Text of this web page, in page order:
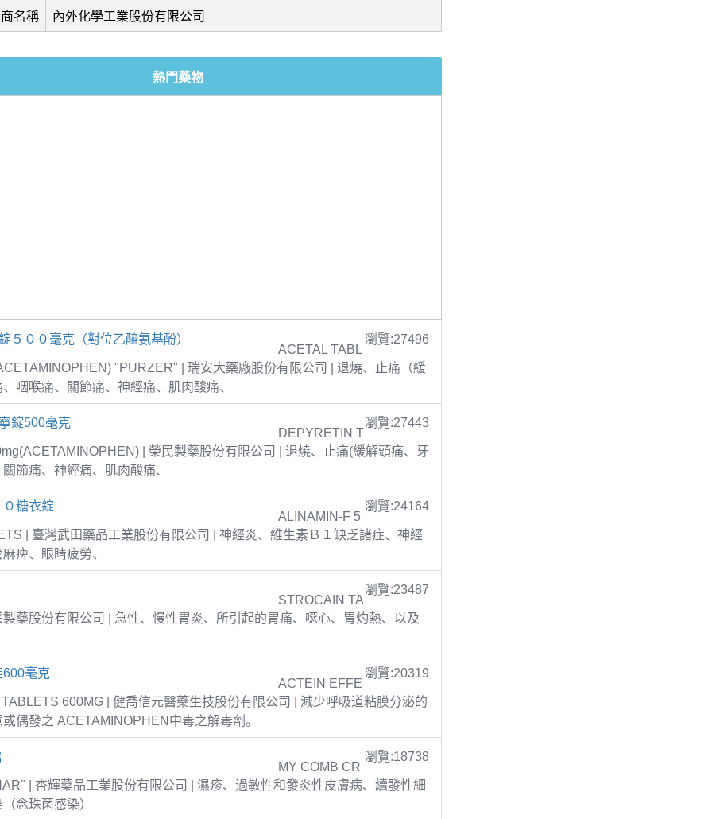
名稱 內外化學工業股份有限公司
熱門藥物
５００毫克（對位乙醯氨基酚） 瀏覽:27496
ACETAL TABL
"PURZER" | 瑞安大藥廠股份有限公司 | 退燒、止痛（緩
咽喉痛、關節痛、神經痛、肌肉酸痛、
錠500毫克 瀏覽:27443
DEPYRETIN T
| 榮民製藥股份有限公司 | 退燒、止痛(緩解頭痛、牙
節痛、神經痛、肌肉酸痛、
糖衣錠 瀏覽:24164
ALINAMIN-F 5
| 臺灣武田藥品工業股份有限公司 | 神經炎、維生素Ｂ１缺乏諸症、神經
痺、眼睛疲勞、
瀏覽:23487
STROCAIN TA
藥股份有限公司 | 急性、慢性胃炎、所引起的胃痛、噁心、胃灼熱、以及
600毫克 瀏覽:20319
ACTEIN EFFE
600MG | 健喬信元醫藥生技股份有限公司 | 減少呼吸道粘膜分泌的
偶發之 ACETAMINOPHEN中毒之解毒劑。
瀏覽:18738
MY COMB CR
| 杏輝藥品工業股份有限公司 | 濕疹、過敏性和發炎性皮膚病、續發性細
念珠菌感染）